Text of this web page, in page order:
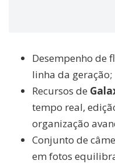
Desempenho de
linha da geração;
Recursos de
tempo real,
organização
Conjunto de
em fotos